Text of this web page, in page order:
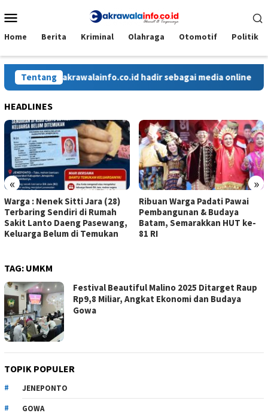
ke
Mobile
Home Berita Kriminal Olahraga Otomotif Politik
Tentang
Cakrawalainfo.co.id hadir sebagai media online yang
HEADLINES
« »
Warga : Nenek Sitti Jara (28)
Terbaring Sendiri di Rumah
Sakit Lanto Daeng Pasewang,
Keluarga Belum di Temukan
Ribuan Warga Padati Pawai
Pembangunan & Budaya
Batam, Semarakkan HUT ke-
81 RI
TAG: UMKM
Festival Beautiful Malino 2025 Ditarget Raup
Rp9,8 Miliar, Angkat Ekonomi dan Budaya
Gowa
TOPIK POPULER
JENEPONTO
GOWA